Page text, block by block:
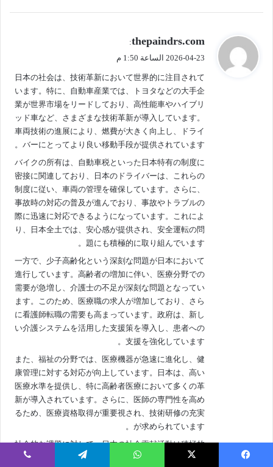
ي
ل
thepaindrs.com
:
2026-04-23 الساعة 1:50 م
日本の社会は、技術革新において世界的に注目されて
います。特に、自動車産業では、トヨタなどの大手企
業が世界市場をリードしており、高性能車やハイブリ
ッド車など、さまざまな技術革新が導入しています。
車両技術の進展により、燃費が大きく向上し、ドライ
バーにとってより良い移動手段が提供されています。
バイクの所有は、自動車税といった日本特有の制度に
密接に関連しており、日本のドライバーは、これらの
制度に従い、車両の管理を確保しています。さらに、
事故時の対応の普及が進んでおり、事故やトラブルの
際に迅速に対応できるようになっています。これによ
り、日本全土では、安心感が提供され、安全運転の問
題にも積極的に取り組んでいます。
一方で、少子高齢化という深刻な問題が日本において
進行しています。高齢者の増加に伴い、医療分野での
需要が急増し、介護士の不足が深刻な問題となってい
ます。このため、医療職の求人が増加しており、さら
に看護師転職の需要も高まっています。政府は、新し
い介護システムを活用した支援策を導入し、患者への
支援を強化しています。
また、福祉の分野では、医療機器が急速に進化し、健
康管理に対する対応が向上しています。日本は、高い
医療水準を提供し、特に高齢者医療において多くの革
新が導入されています。さらに、医師の専門性を高め
るため、医療資格取得が重要視され、技術研修の充実
が求められています。
社会的な課題に対して、日本の社会貢献活動は積極的
に取り組んでおり、地域活性化を推進しています。こ